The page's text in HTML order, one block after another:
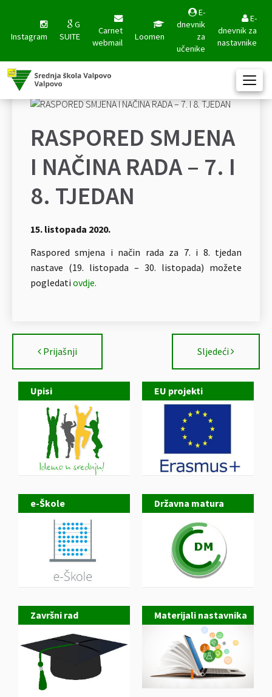
Instagram
G
SUITE
Carnet
webmail
Loomen
E-
dnevnik
za
učenike
E-
dnevnik za
nastavnike
Upisi EU projekti
e-Škole Državna matura
Završni rad Materijali nastavnika
RASPORED SMJENA
I NAČINA RADA – 7. I
8. TJEDAN
15. listopada 2020.
Raspored smjena i način rada za 7. i 8. tjedan
nastave (19. listopada – 30. listopada) možete
pogledati ovdje.
Prijašnji Sljedeći